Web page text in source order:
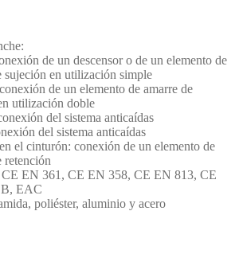
de un descensor o de un elemento de
sujeción en utilización simple
de un elemento de amarre de
utilización doble
del sistema anticaídas
del sistema anticaídas
el cinturón: conexión de un elemento de
retención
EN 361, CE EN 358, CE EN 813, CE
EAC
poliéster, aluminio y acero